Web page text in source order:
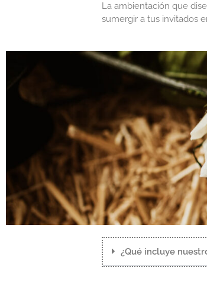
La ambientación que
sumergir a tus invitados
¿Qué incluye